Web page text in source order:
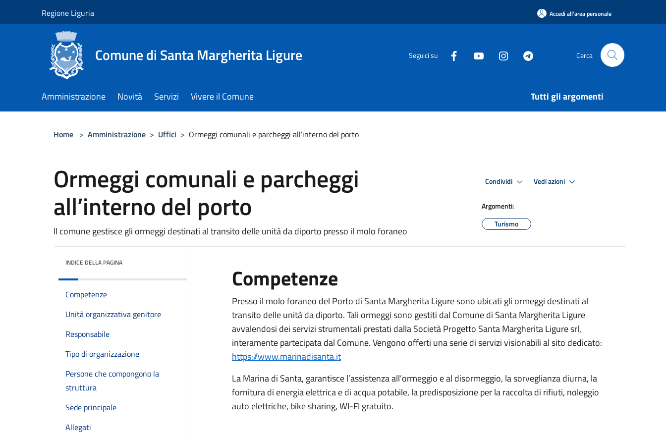
Regione Liguria Accedi all'area personale
Comune di Santa Margherita Ligure Seguici su Cerca
Amministrazione Novità Servizi Vivere il Comune Tutti gli argomenti
Home > Amministrazione > Uffici > Ormeggi comunali e parcheggi all’interno del porto
Ormeggi comunali e parcheggi
all’interno del porto
Il comune gestisce gli ormeggi destinati al transito delle unità da diporto presso il molo foraneo
Condividi Vedi azioni
Argomenti:
Turismo
INDICE DELLA PAGINA
Competenze
Unità organizzativa genitore
Responsabile
Tipo di organizzazione
Persone che compongono la
struttura
Sede principale
Allegati
Competenze
Presso il molo foraneo del Porto di Santa Margherita Ligure sono ubicati gli ormeggi destinati al
transito delle unità da diporto. Tali ormeggi sono gestiti dal Comune di Santa Margherita Ligure
avvalendosi dei servizi strumentali prestati dalla Società Progetto Santa Margherita Ligure srl,
interamente partecipata dal Comune. Vengono offerti una serie di servizi visionabili al sito dedicato:
https://www.marinadisanta.it
La Marina di Santa, garantisce l’assistenza all’ormeggio e al disormeggio, la sorveglianza diurna, la
fornitura di energia elettrica e di acqua potabile, la predisposizione per la raccolta di rifiuti, noleggio
auto elettriche, bike sharing, WI-FI gratuito.